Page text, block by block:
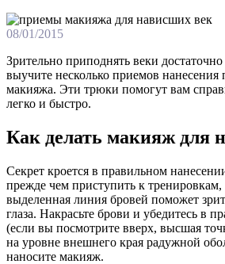
08/01/2015
Зрительно приподнять веки
выучите несколько приемов нанесения
макияжа. Эти трюки помогут вам
легко и быстро.
Как делать макияж для
Секрет кроется в правильном
прежде чем приступить к
выделенная линия бровей поможет
глаза. Накрасьте брови и убедитесь в
(если вы посмотрите вверх, высшая
на уровне внешнего края радужной
наносите макияж.